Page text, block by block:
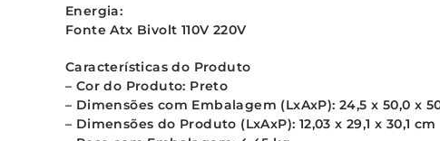
Energia:
Fonte Atx Bivolt 110V 220V
Características do Produto
– Cor do Produto: Preto
– Dimensões com Embalagem (LxAxP): 24,5 x 50,0 x
– Dimensões do Produto (LxAxP): 12,03 x 29,1 x 30,1 cm